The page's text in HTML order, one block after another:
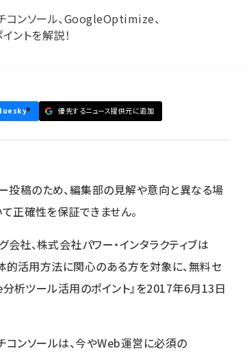
コンソール、GoogleOptimize、
トを解説！
優先するニュース提供元に追加
稿のため、編集部の見解や意向と異なる場
正確性を保証できません。
社、株式会社パワー・インタラクティブは
的活用方法に関心のある方を対象に、無料セ
析ツール活用のポイント』を2017年6月13日
コンソールは、今やWeb運営に必須の